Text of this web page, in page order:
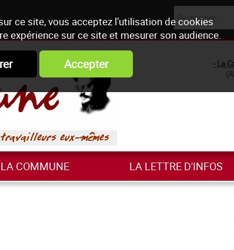
ce site, vous acceptez l’utilisation de cookies
expérience sur ce site et mesurer son audience.
Accepter - La
LA COMMUNE LA LETTRE D'INFOS